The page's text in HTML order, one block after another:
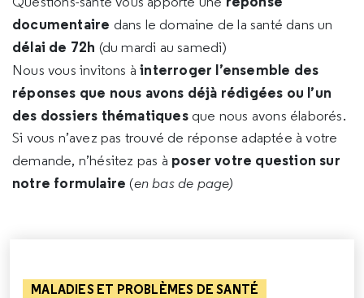
documentaire dans le domaine de la santé dans un
délai de 72h (du mardi au samedi)
Nous vous invitons àinterroger l’ensemble des
réponses que nous avons déjà rédigées ou l’un
des dossiers thématiques que nous avons élaborés.
Si vous n’avez pas trouvé de réponse adaptée à votre
demande, n’hésitez pas à poser votre question sur
notre formulaire (en bas de page)
MALADIES ET PROBLÈMES DE SANTÉ